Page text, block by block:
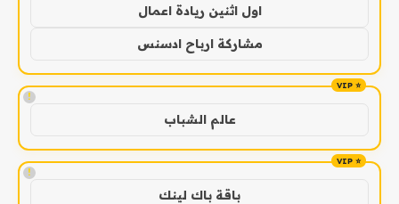
اول اثنين ريادة اعمال
مشاركة ارباح ادسنس
!
عالم الشباب
!
باقة باك لينك